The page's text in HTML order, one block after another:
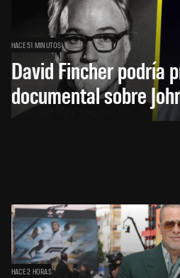
HACE 51 MINUTOS
David Fincher podría
documental sobre
HACE 2 HORAS